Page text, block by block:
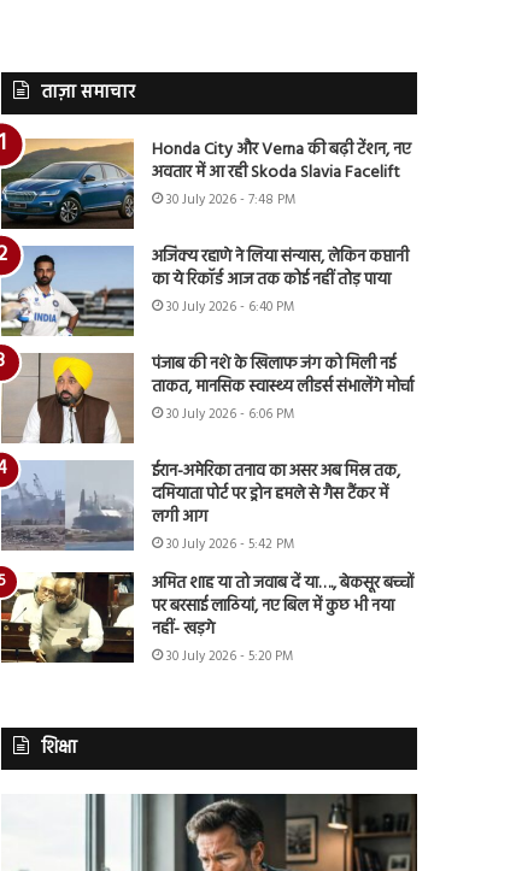
ताज़ा समाचार
Honda City और Verna की बढ़ी टेंशन, नए
अवतार में आ रही Skoda Slavia Facelift
30 July 2026 - 7:48 PM
अजिंक्य रहाणे ने लिया संन्यास, लेकिन कप्तानी
का ये रिकॉर्ड आज तक कोई नहीं तोड़ पाया
30 July 2026 - 6:40 PM
पंजाब की नशे के खिलाफ जंग को मिली नई
ताकत, मानसिक स्वास्थ्य लीडर्स संभालेंगे मोर्चा
30 July 2026 - 6:06 PM
ईरान-अमेरिका तनाव का असर अब मिस्र तक,
दमियाता पोर्ट पर ड्रोन हमले से गैस टैंकर में
लगी आग
30 July 2026 - 5:42 PM
अमित शाह या तो जवाब दें या…., बेकसूर बच्चों
पर बरसाई लाठियां, नए बिल में कुछ भी नया
नहीं- खड़गे
30 July 2026 - 5:20 PM
शिक्षा